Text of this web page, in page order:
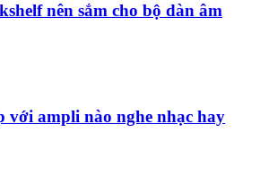
nên sắm cho bộ dàn âm
với ampli nào nghe nhạc hay